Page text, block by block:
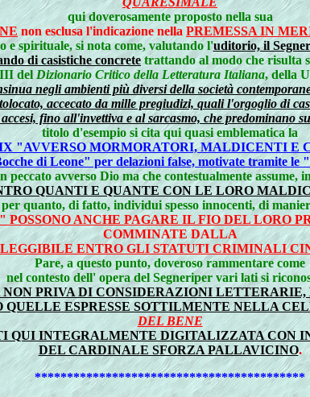
qui doverosamente proposto nella sua
non esclusa l'indicazione nella PREMESSA IN
e spirituale, si nota come, valutando l'uditorio, il
di casistiche concretetrattando al modo che risulta
del Dizionario Critico della Letteratura Italiana, della
negli ambienti più diversi della società
accecato da mille pregiudizi, quali l'orgoglio di
fino all'invettiva e al sarcasmo, che predominano
titolo d'esempio si cita qui quasi emblematica la
"AVVERSO MORMORATORI, MALDICENTI E
di Leone" per delazioni false, motivate tramite le
avverso Dio ma che contestualmente
QUANTI E QUANTE CON LE LORO
per quanto, di fatto, individui spesso innocenti, di
ANCHE PAGARE IL FIO DEL LORO
COMMINATE DALLA
ENTRO GLI STATUTI CRIMINALI
Pare, a questo punto, doveroso rammentare come
nel contesto dell' opera del Segneriper vari lati si
PRIVA DI CONSIDERAZIONI
QUELLE ESPRESSE SOTTILMENTE NELLA
DEL BENE
QUI INTEGRALMENTE DIGITALIZZATA CON
DEL CARDINALE SFORZA PALLAVICINO.
******************************************